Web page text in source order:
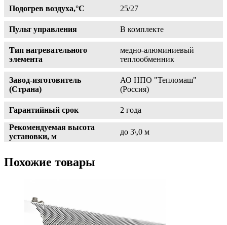
Подогрев воздуха,°С 25/27
Пульт управления В комплекте
Тип нагревательного
элемента
медно-алюминиевый
теплообменник
Завод-изготовитель
(Страна)
АО НПО "Тепломаш"
(Россия)
Гарантийный срок
2 года
Рекомендуемая высота
установки, м
до 3\,0 м
Похожие товары